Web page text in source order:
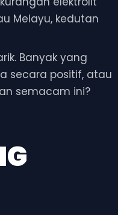
Melayu, kedutan
Banyak yang
secara positif, atau
semacam ini?